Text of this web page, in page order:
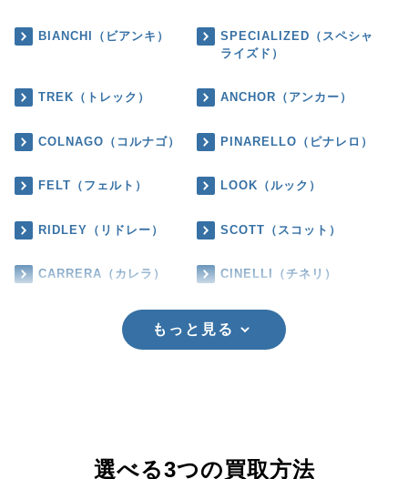
BIANCHI（ビアンキ）
SPECIALIZED（スペシャ
ライズド）
TREK（トレック） ANCHOR（アンカー）
COLNAGO（コルナゴ） PINARELLO（ピナレロ）
FELT（フェルト） LOOK（ルック）
RIDLEY（リドレー） SCOTT（スコット）
CARRERA（カレラ） CINELLI（チネリ）
もっと見る
選べる3つの買取方法